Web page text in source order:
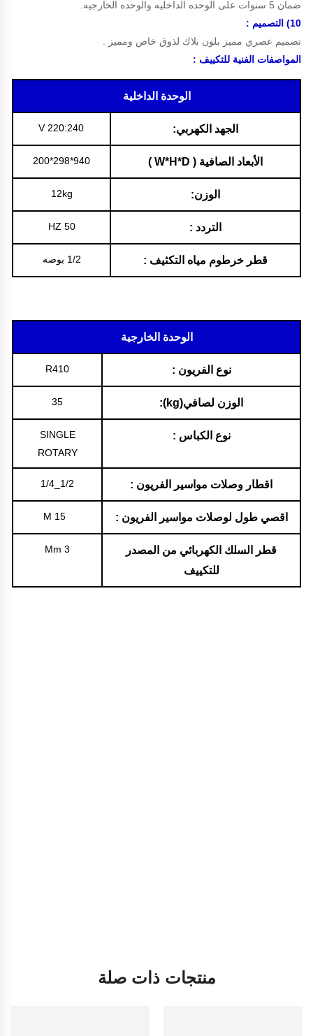
ضمان 5 سنوات على الوحده الداخليه والوحده الخارجيه.
10)
التصميم :
تصميم عصري مميز بلون بلاك لذوق خاص ومميز .
المواصفات الفنية للتكييف :
الوحدة الداخلية
الجهد الكهربي: 220:240 V
الأبعاد الصافية ( W*H*D ) 940*298*200
الوزن: 12kg
التردد : 50 HZ
قطر خرطوم مياه التكثيف : 1/2 بوصه
الوحدة الخارجية
نوع الفريون : R410
الوزن لصافي(kg): 35
نوع الكباس :
SINGLE
ROTARY
اقطار وصلات مواسير الفريون : 1/2_1/4
اقصي طول لوصلات مواسير الفريون :
قطر السلك الكهربائي من المصدر
للتكييف
3 Mm
منتجات ذات صلة